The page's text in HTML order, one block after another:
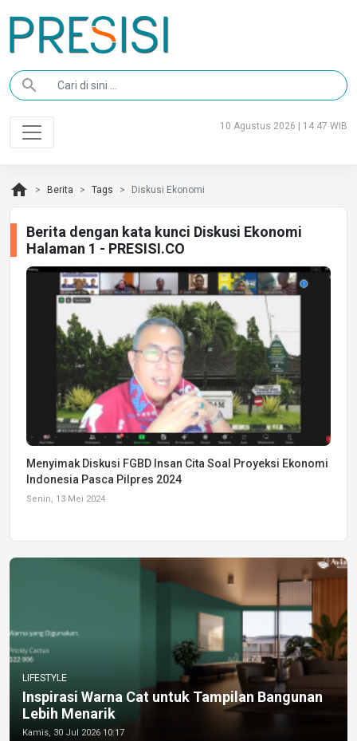
search
10 Agustus 2026 | 14:47 WIB
home Berita Tags Diskusi Ekonomi
Berita dengan kata kunci Diskusi Ekonomi
Halaman 1 - PRESISI.CO
Menyimak Diskusi FGBD Insan Cita Soal Proyeksi Ekonomi
Indonesia Pasca Pilpres 2024
Senin, 13 Mei 2024
LIFESTYLE
Inspirasi Warna Cat untuk Tampilan Bangunan
Lebih Menarik
Kamis, 30 Jul 2026 10:17